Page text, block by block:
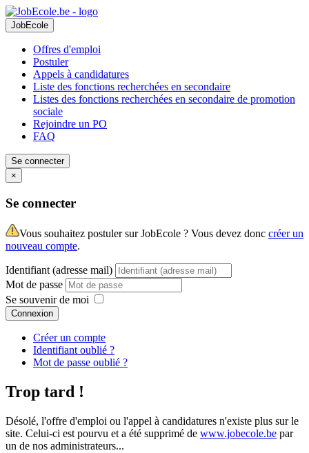
JobEcole
Offres d'emploi
Postuler
Appels à candidatures
Liste des fonctions recherchées en secondaire
Listes des fonctions recherchées en secondaire de promotion
sociale
Rejoindre un PO
FAQ
Se connecter
×
Se connecter
Vous souhaitez postuler sur JobEcole ? Vous devez donc créer un
nouveau compte.
Identifiant (adresse mail)
Mot de passe
Se souvenir de moi
Connexion
Créer un compte
Identifiant oublié ?
Mot de passe oublié ?
Trop tard !
Désolé, l'offre d'emploi ou l'appel à candidatures n'existe plus sur le
site. Celui-ci est pourvu et a été supprimé de www.jobecole.be par
un de nos administrateurs...